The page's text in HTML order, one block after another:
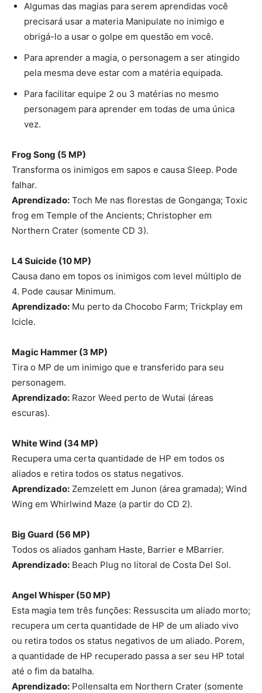
Algumas das magias para serem aprendidas você
precisará usar a materia Manipulate no inimigo e
obrigá-lo a usar o golpe em questão em você.
Para aprender a magia, o personagem a ser atingido
pela mesma deve estar com a matéria equipada.
Para facilitar equipe 2 ou 3 matérias no mesmo
personagem para aprender em todas de uma única
vez.
Frog Song (5 MP)
Transforma os inimigos em sapos e causa Sleep. Pode
falhar.
Aprendizado: Toch Me nas florestas de Gonganga; Toxic
frog em Temple of the Ancients; Christopher em
Northern Crater (somente CD 3).
L4 Suicide (10 MP)
Causa dano em topos os inimigos com level múltiplo de
4. Pode causar Minimum.
Aprendizado: Mu perto da Chocobo Farm; Trickplay em
Icicle.
Magic Hammer (3 MP)
Tira o MP de um inimigo que e transferido para seu
personagem.
Aprendizado: Razor Weed perto de Wutai (áreas
escuras).
White Wind (34 MP)
Recupera uma certa quantidade de HP em todos os
aliados e retira todos os status negativos.
Aprendizado: Zemzelett em Junon (área gramada); Wind
Wing em Whirlwind Maze (a partir do CD 2).
Big Guard (56 MP)
Todos os aliados ganham Haste, Barrier e MBarrier.
Aprendizado: Beach Plug no litoral de Costa Del Sol.
Angel Whisper (50 MP)
Esta magia tem três funções: Ressuscita um aliado morto;
recupera um certa quantidade de HP de um aliado vivo
ou retira todos os status negativos de um aliado. Porem,
a quantidade de HP recuperado passa a ser seu HP total
até o fim da batalha.
Aprendizado: Pollensalta em Northern Crater (somente